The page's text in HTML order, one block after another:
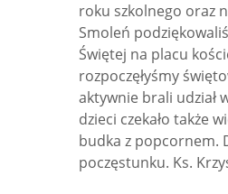
roku szkolnego oraz
Smoleń
Świętej na placu
rozpoczęłyśmy
aktywnie brali udział
dzieci czekało także
budka z popcornem.
poczęstunku. Ks.